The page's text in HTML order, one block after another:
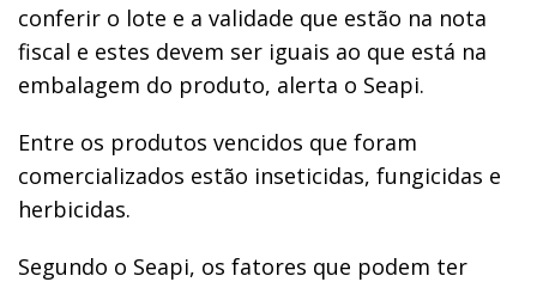
conferir o lote e a validade que estão na nota
fiscal e estes devem ser iguais ao que está na
embalagem do produto, alerta o Seapi.
Entre os produtos vencidos que foram
comercializados estão inseticidas, fungicidas e
herbicidas.
Segundo o Seapi, os fatores que podem ter